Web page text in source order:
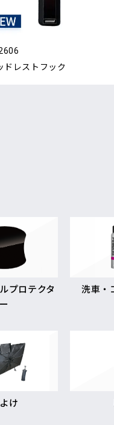
ドレストフック
プロテクタ
ー
洗車・
け